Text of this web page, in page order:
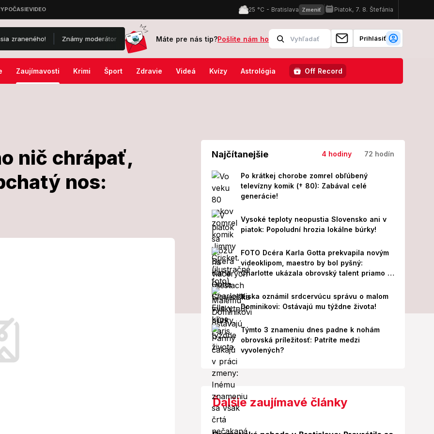
Známy moderátor vytiahol drsné porovnanie so zahraničím: Ach, škoda! Slovensko a Singapur majú spoločné len jedno
Máte pre nás tip?Pošlite nám ho Prihlásiť
Zaujímavosti Krimi Šport Zdravie Videá Kvízy Astrológia Off Record
nič chrápať,
nos:
nič
si, že má
Najčítanejšie 4 hodiny 72 hodín
Po krátkej chorobe zomrel obľúbený
televízny komik († 80): Zabával celé
generácie!
Vysoké teploty neopustia Slovensko ani v
piatok: Popoludní hrozia lokálne búrky!
FOTO Dcéra Karla Gotta prekvapila novým
videoklipom, maestro by bol pyšný:
Charlotte ukázala obrovský talent priamo v
Paríži!
Kiska oznámil srdcervúcu správu o malom
Dominikovi: Ostávajú mu týždne života!
Týmto 3 znameniu dnes padne k nohám
obrovská príležitosť: Patríte medzi
vyvolených?
Ďalšie zaujímavé články